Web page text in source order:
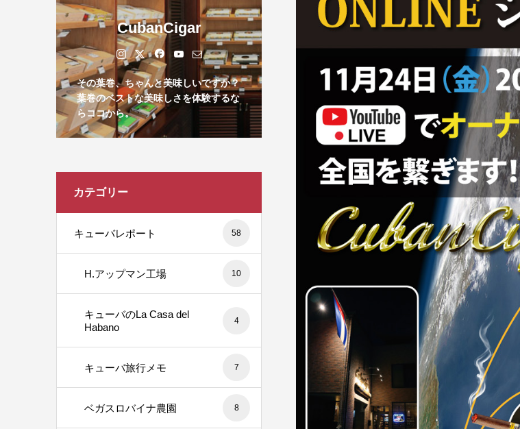
CubanCigar
その葉巻、ちゃんと美味しいですか？
葉巻のベストな美味しさを体験するな
らココから。
カテゴリー
キューバレポート 58
H.アップマン工場 10
キューバのLa Casa del
Habano
4
キューバ旅行メモ 7
ベガスロバイナ農園 8